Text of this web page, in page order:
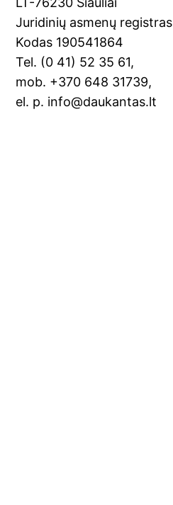
sl
at
e
Juridinių asmenų registras
Kodas 190541864
Tel. (0 41) 52 35 61,
mob. +370 648 31739,
el. p. info@daukantas.lt